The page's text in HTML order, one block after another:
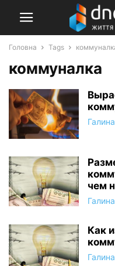
Головна Tags
коммуналка
Галина
чем
Галина
Как
Галина